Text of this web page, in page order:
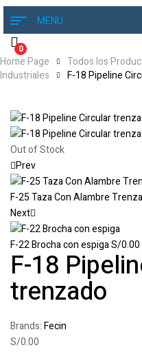
MENU
0
Home Page Todos los
Industriales
F-18 Pipeline
Out of Stock
Prev
F-25 Taza Con Alambre
Next
F-22 Brocha con espigaS/0.00
F-18
trenzado
Brands:Fecin
S/0.00